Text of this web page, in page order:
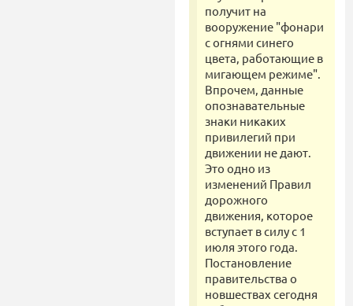
получит на
вооружение "фонари
с огнями синего
цвета, работающие в
мигающем режиме".
Впрочем, данные
опознавательные
знаки никаких
привилегий при
движении не дают.
Это одно из
изменений Правил
дорожного
движения, которое
вступает в силу с 1
июля этого года.
Постановление
правительства о
новшествах сегодня